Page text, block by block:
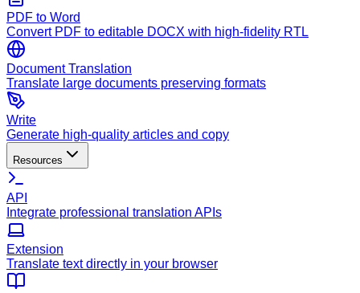
PDF to Word
Convert PDF to editable DOCX with high-fidelity RTL
Document Translation
Translate large documents preserving formats
Write
Generate high-quality articles and copy
Resources
API
Integrate professional translation APIs
Extension
Translate text directly in your browser